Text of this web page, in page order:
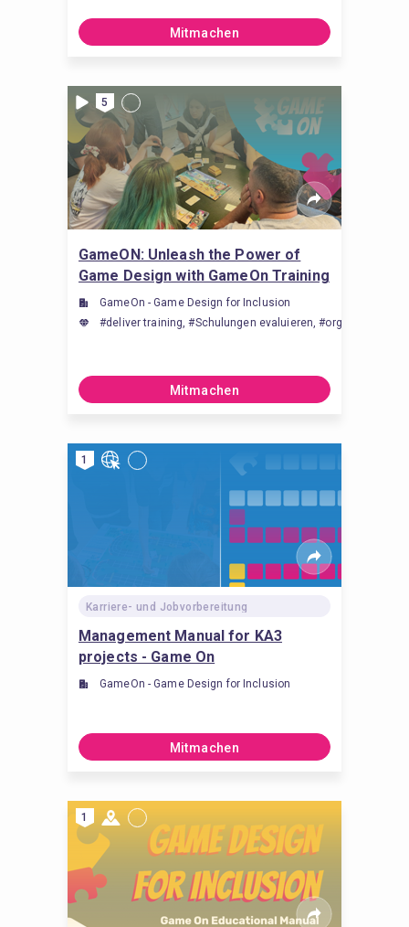
Mitmachen
5
GameON: Unleash the Power of
Game Design with GameOn Training
GameOn - Game Design for Inclusion
#deliver training, #Schulungen evaluieren, #organising
Mitmachen
1
Karriere- und Jobvorbereitung
Management Manual for KA3
projects - Game On
GameOn - Game Design for Inclusion
Mitmachen
1